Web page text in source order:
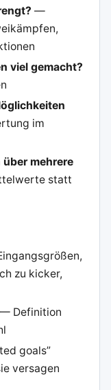
—
viel gemacht?
im
mehrere
statt
zu kicker,
— Definition
goals”
versagen